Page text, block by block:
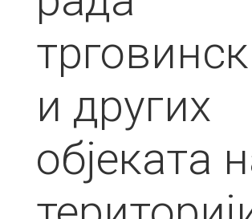
и других
објеката